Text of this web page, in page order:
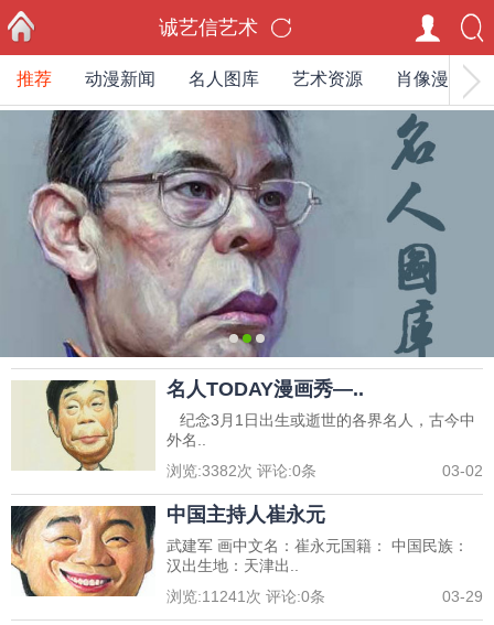
首页
诚艺信艺术
推荐 动漫新闻 名人图库 艺术资源 肖像漫画家
012
名人TODAY漫画秀—..
纪念3月1日出生或逝世的各界名人，古今中
外名..
浏览:3382次 评论:0条 03-02
中国主持人崔永元
武建军 画中文名：崔永元国籍： 中国民族：
汉出生地：天津出..
浏览:11241 次 评论:0条 03-29